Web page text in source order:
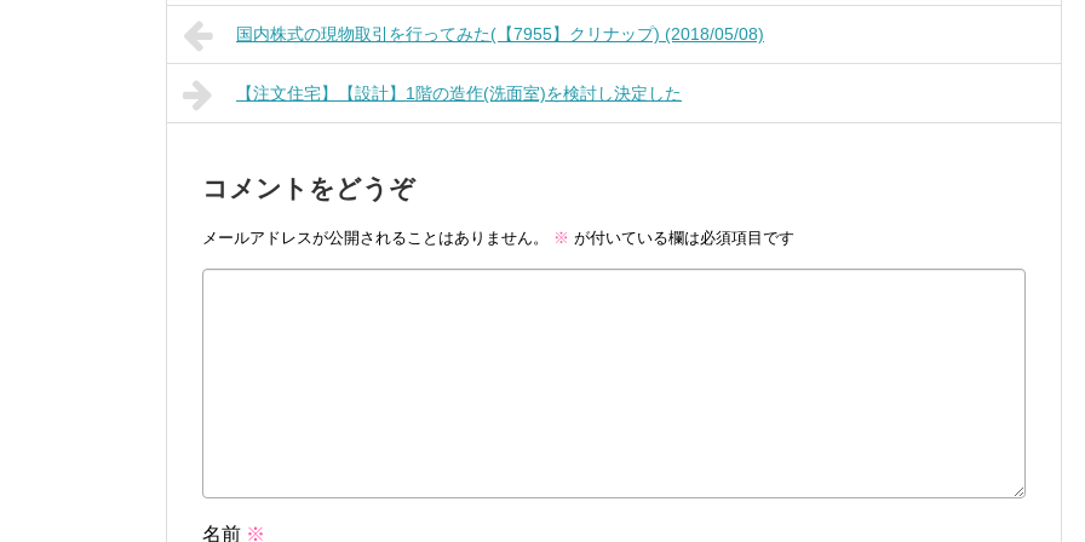
国内株式の現物取引を行ってみた(【7955】クリナップ) (2018/05/08)
【注文住宅】【設計】1階の造作(洗面室)を検討し決定した
コメントをどうぞ
メールアドレスが公開されることはありません。 ※ が付いている欄は必須項目です
名前 ※